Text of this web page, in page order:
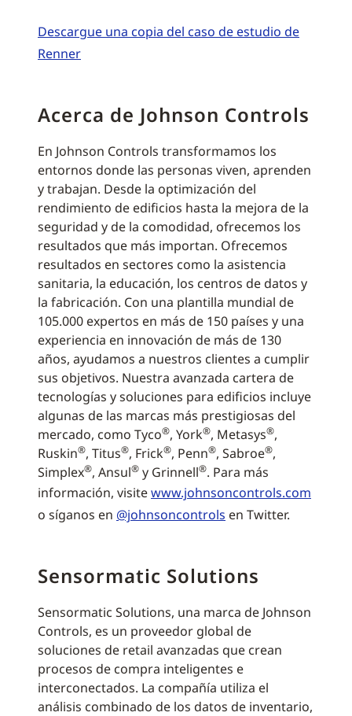
Descargue una copia del caso de estudio de
Renner
Acerca de Johnson Controls
En Johnson Controls transformamos los
entornos donde las personas viven, aprenden
y trabajan. Desde la optimización del
rendimiento de edificios hasta la mejora de la
seguridad y de la comodidad, ofrecemos los
resultados que más importan. Ofrecemos
resultados en sectores como la asistencia
sanitaria, la educación, los centros de datos y
la fabricación. Con una plantilla mundial de
105.000 expertos en más de 150 países y una
experiencia en innovación de más de 130
años, ayudamos a nuestros clientes a cumplir
sus objetivos. Nuestra avanzada cartera de
tecnologías y soluciones para edificios incluye
algunas de las marcas más prestigiosas del
mercado, como Tyco®, York®, Metasys®,
Ruskin®, Titus®, Frick®, Penn®, Sabroe®,
Simplex®, Ansul® y Grinnell®. Para más
información, visitewww.johnsoncontrols.com
o síganos en @johnsoncontrols en Twitter.
Sensormatic Solutions
Sensormatic Solutions, una marca de Johnson
Controls, es un proveedor global de
soluciones de retail avanzadas que crean
procesos de compra inteligentes e
interconectados. La compañía utiliza el
análisis combinado de los datos de inventario,